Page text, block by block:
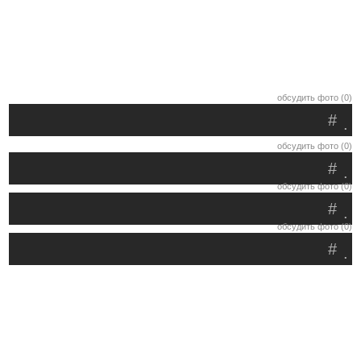
обсудить фото (0)
.
#
обсудить фото (0)
.
#
обсудить фото (0)
.
#
обсудить фото (0)
.
#